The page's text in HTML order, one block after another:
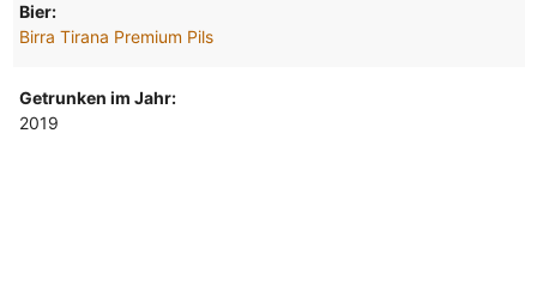
Bier:
Birra Tirana Premium Pils
Getrunken im Jahr:
2019